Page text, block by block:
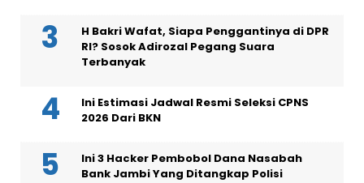
H Bakri Wafat, Siapa Penggantinya di DPR
RI? Sosok Adirozal Pegang Suara
Terbanyak
Ini Estimasi Jadwal Resmi Seleksi CPNS
2026 Dari BKN
Ini 3 Hacker Pembobol Dana Nasabah
Bank Jambi Yang Ditangkap Polisi